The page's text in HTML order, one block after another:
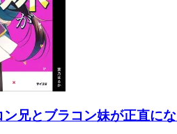
ン兄とブラコン妹が正直に